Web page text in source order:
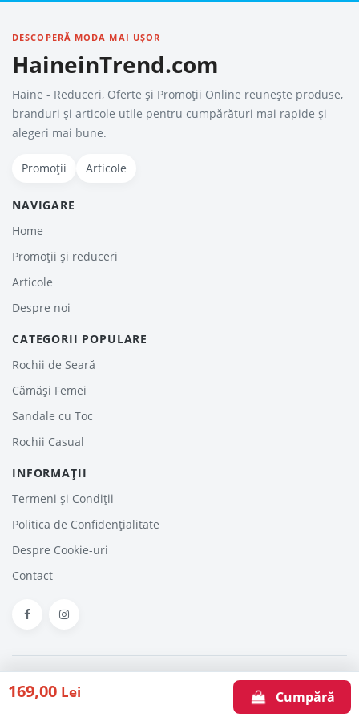
169,00 Lei Cumpără
DESCOPERĂ MODA MAI UȘOR
HaineinTrend.com
Haine - Reduceri, Oferte şi Promoţii Online reunește produse,
branduri și articole utile pentru cumpărături mai rapide și
alegeri mai bune.
Promoții Articole
NAVIGARE
Home
Promoții și reduceri
Articole
Despre noi
CATEGORII POPULARE
Rochii de Seară
Cămăși Femei
Sandale cu Toc
Rochii Casual
INFORMAȚII
Termeni și Condiții
Politica de Confidențialitate
Despre Cookie-uri
Contact
HaineinTrend.com © 2026. Haine - Reduceri, Oferte şi Promoţii Online
ArticoleDespre noi